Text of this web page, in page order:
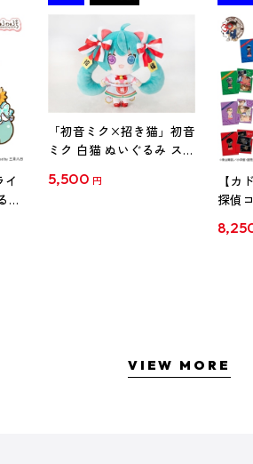
み
「初音ミク×招き猫」初音
ミク 白猫 ぬいぐるみ スタ
5,500 円
【カ
探偵
クリ
VIEW MORE